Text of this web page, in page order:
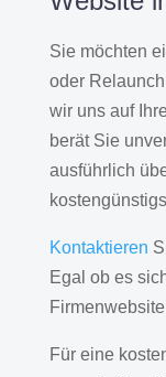
Sie möchten
oder
wir uns auf
berät Sie
ausführlich
Kontaktieren
Egal ob es
Für eine